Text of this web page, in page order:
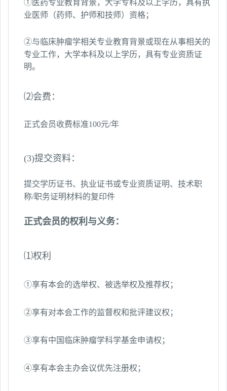
①医药专业教育背景，大学专科及以上学历，具有执
业医师（药师、护师和技师）资格；
②与临床肿瘤学相关专业教育背景或现在从事相关的
专业工作，大学本科及以上学历，具有专业资质证
明。
⑵会费：
正式会员收费标准100元/年
(3)提交资料：
提交学历证书、执业证书或专业资质证明、技术职
称/职务证明材料的复印件
正式会员的权利与义务：
⑴权利
①享有本会的选举权、被选举权及推荐权；
②享有对本会工作的监督权和批评建议权；
③享有中国临床肿瘤学科学基金申请权；
④享有本会主办会议优先注册权；